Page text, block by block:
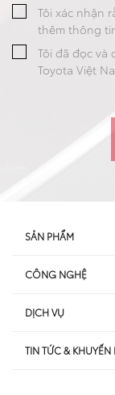
Tôi xác nhận
thêm thông
Tôi đã đọc và
Toyota Việt
Cảm ơn quý
Xin cảm ơn Quý
chúng tôi. Chúng
SẢN PHẨM
Hybrid EV
SUV
Sedan
CÔNG NGHỆ
Hybrid
TSS
DỊCH VỤ
Dịch vụ sau bán
TIN TỨC & KHUYẾN